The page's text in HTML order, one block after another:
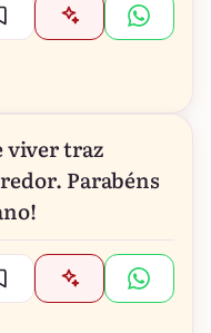
viver traz
Parabéns